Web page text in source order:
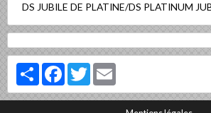
DS JUBILE DE PLATINE/DS PLATINUM
PartagerFacebookTwitter